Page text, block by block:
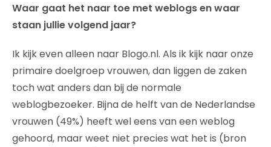
Waar gaat het naar toe met weblogs en waar
staan jullie volgend jaar?
Ik kijk even alleen naar Blogo.nl. Als ik kijk naar onze
primaire doelgroep vrouwen, dan liggen de zaken
toch wat anders dan bij de normale
weblogbezoeker. Bijna de helft van de Nederlandse
vrouwen (49%) heeft wel eens van een weblog
gehoord, maar weet niet precies wat het is (bron